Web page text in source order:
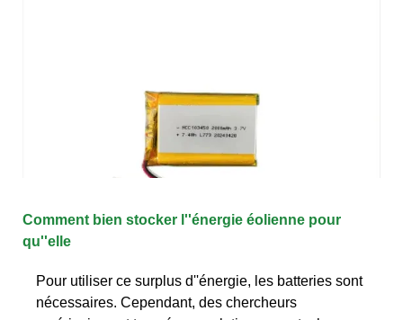
Comment bien stocker l''énergie éolienne pour
qu''elle
Pour utiliser ce surplus d''énergie, les batteries sont
nécessaires. Cependant, des chercheurs